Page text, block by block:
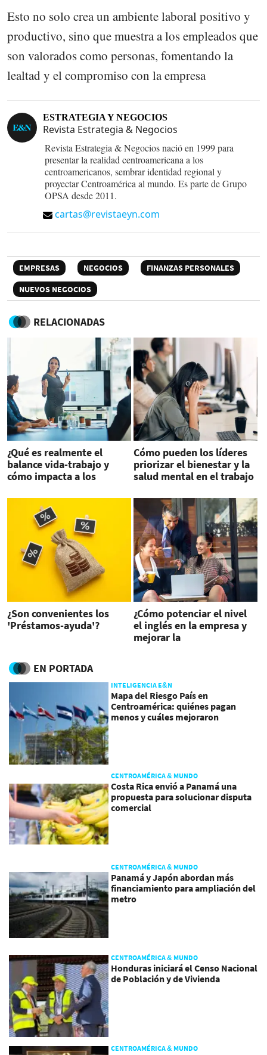
Esto no solo crea un ambiente laboral positivo y
productivo, sino que muestra a los empleados que
son valorados como personas, fomentando la
lealtad y el compromiso con la empresa
ESTRATEGIA Y NEGOCIOS
Revista Estrategia & Negocios
Revista Estrategia & Negocios nació en 1999 para
presentar la realidad centroamericana a los
centroamericanos, sembrar identidad regional y
proyectar Centroamérica al mundo. Es parte de Grupo
OPSA desde 2011.
cartas@revistaeyn.com
EMPRESAS NEGOCIOS
FINANZAS PERSONALES
NUEVOS NEGOCIOS
RELACIONADAS
¿Qué es realmente el
balance vida-trabajo y
cómo impacta a los
Cómo pueden los líderes
priorizar el bienestar y la
salud mental en el trabajo
¿Son convenientes los
'Préstamos-ayuda'?
¿Cómo potenciar el nivel
el inglés en la empresa y
mejorar la
EN PORTADA
INTELIGENCIA E&N
Mapa del Riesgo País en
Centroamérica: quiénes pagan
menos y cuáles mejoraron
CENTROAMÉRICA & MUNDO
Costa Rica envió a Panamá una
propuesta para solucionar disputa
comercial
CENTROAMÉRICA & MUNDO
Panamá y Japón abordan más
financiamiento para ampliación del
metro
CENTROAMÉRICA & MUNDO
Honduras iniciará el Censo Nacional
de Población y de Vivienda
CENTROAMÉRICA & MUNDO